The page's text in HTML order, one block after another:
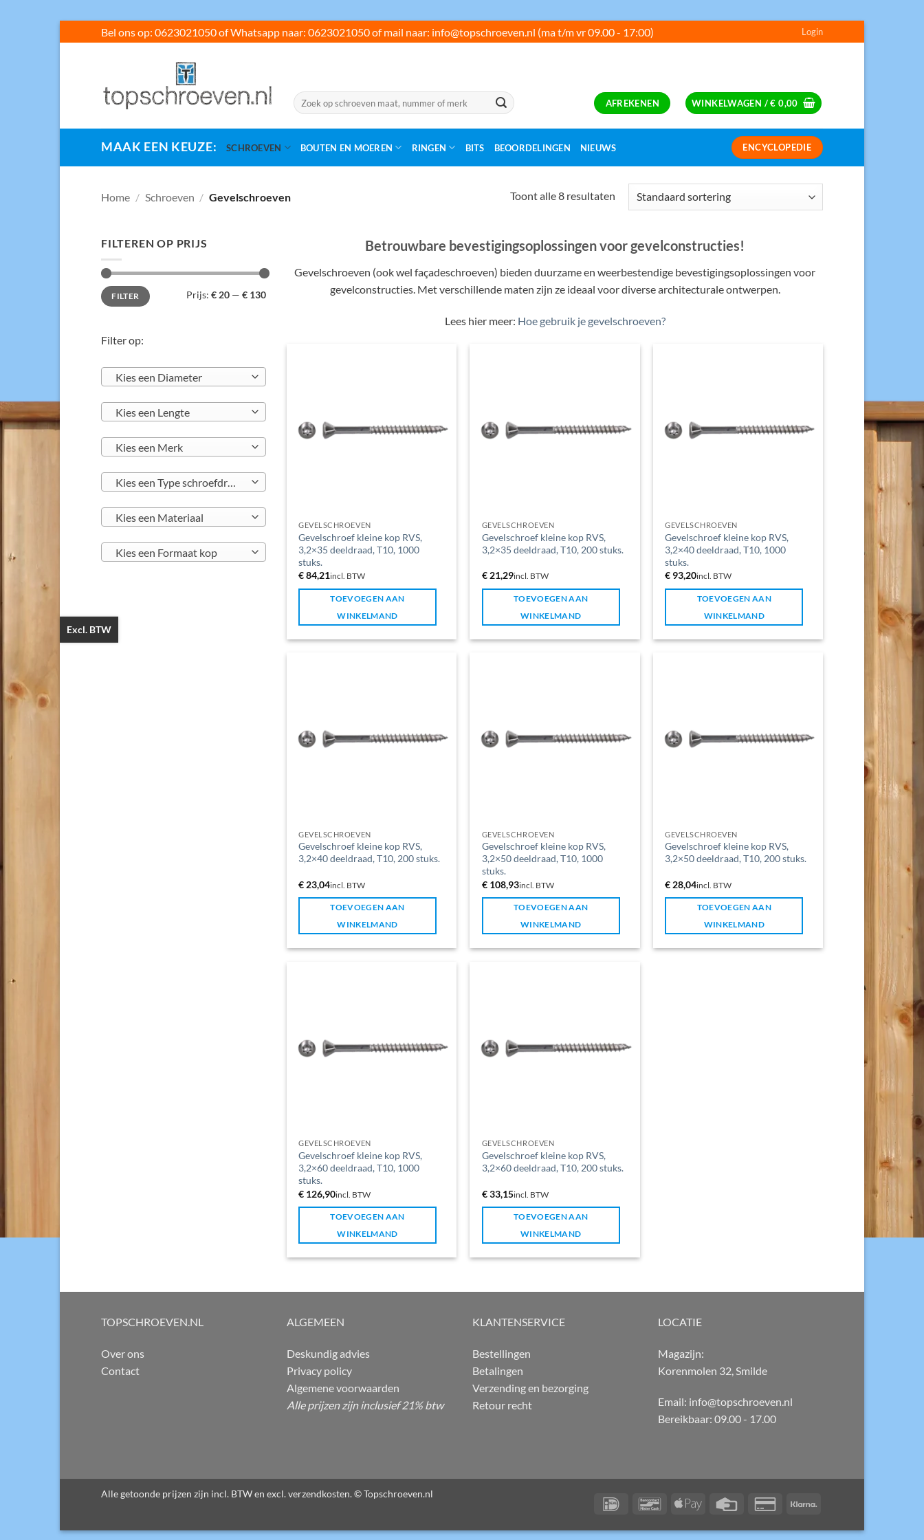
naar
Bel ons op: 0623021050 of Whatsapp naar: 0623021050 of mail naar: info@topschroeven.nl (ma t/m vr 09.00 - 17:00) Login
Zoeken
naar:
AFREKENEN WINKELWAGEN /€ 0,00
MAAK EEN KEUZE: SCHROEVEN BOUTEN EN MOEREN RINGEN BITS BEOORDELINGEN NIEUWS ENCYCLOPEDIE
Home / Schroeven / Gevelschroeven Toont alle 8 resultaten
FILTEREN OP PRIJS
Min.
prijs
Max.
prijsFILTER Prijs: € 20 — € 130
Filter op:
Kies een Diameter
Kies een Lengte
Kies een Merk
Kies een Type schroefdraad
Kies een Materiaal
Kies een Formaat kop
Betrouwbare bevestigingsoplossingen voor gevelconstructies!
Gevelschroeven (ook wel façadeschroeven) bieden duurzame en weerbestendige bevestigingsoplossingen voor
gevelconstructies. Met verschillende maten zijn ze ideaal voor diverse architecturale ontwerpen.
Lees hier meer: Hoe gebruik je gevelschroeven?
GEVELSCHROEVEN
Gevelschroef kleine kop RVS,
3,2×35 deeldraad, T10, 1000
stuks.
€84,21incl. BTW
TOEVOEGEN AAN
WINKELMAND
GEVELSCHROEVEN
Gevelschroef kleine kop RVS,
3,2×35 deeldraad, T10, 200 stuks.
€21,29incl. BTW
TOEVOEGEN AAN
WINKELMAND
GEVELSCHROEVEN
Gevelschroef kleine kop RVS,
3,2×40 deeldraad, T10, 1000
stuks.
€ 93,20incl. BTW
TOEVOEGEN AAN
WINKELMAND
GEVELSCHROEVEN
Gevelschroef kleine kop RVS,
3,2×40 deeldraad, T10, 200 stuks.
€ 23,04incl. BTW
TOEVOEGEN AAN
WINKELMAND
GEVELSCHROEVEN
Gevelschroef kleine kop RVS,
3,2×50 deeldraad, T10, 1000
stuks.
€108,93incl. BTW
TOEVOEGEN AAN
WINKELMAND
GEVELSCHROEVEN
Gevelschroef kleine kop RVS,
3,2×50 deeldraad, T10, 200 stuks.
€ 28,04incl. BTW
TOEVOEGEN AAN
WINKELMAND
GEVELSCHROEVEN
Gevelschroef kleine kop RVS,
3,2×60 deeldraad, T10, 1000
stuks.
€ 126,90incl. BTW
TOEVOEGEN AAN
WINKELMAND
GEVELSCHROEVEN
Gevelschroef kleine kop RVS,
3,2×60 deeldraad, T10, 200 stuks.
€33,15incl. BTW
TOEVOEGEN AAN
WINKELMAND
TOPSCHROEVEN.NL
Over ons
Contact
ALGEMEEN
Deskundig advies
Privacy policy
Algemene voorwaarden
Alle prijzen zijn inclusief 21% btw
KLANTENSERVICE
Bestellingen
Betalingen
Verzending en bezorging
Retour recht
LOCATIE
Magazijn:
Korenmolen 32, Smilde
Email: info@topschroeven.nl
Bereikbaar: 09.00 - 17.00
IDeal BancontactApple
Credit
Credit
2
Alle getoonde prijzen zijn incl. BTW en excl. verzendkosten. © Topschroeven.nl
Excl. BTW